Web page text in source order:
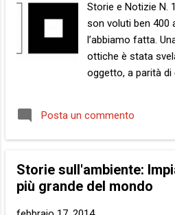
partita ci voglia
che tutti facciano
occorre mica tutta
chiama gioco e
tattica, pressing
Storie e Notizie N.
son voluti ben 400
l’abbiamo fatta.
ottiche è stata
oggetto, a parità di
porsi tale quesito
occasione dei 450
team di ricercatori
New York ha
Posta un commento
Storie sull'ambiente:
più grande del mondo